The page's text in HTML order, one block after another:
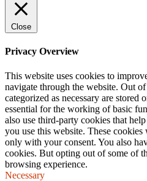
Close
Privacy Overview
This website uses cookies to
navigate through the website. Out
categorized as necessary are stored
essential for the working of basic
also use third-party cookies that
you use this website. These
only with your consent. You also
cookies. But opting out of some of
browsing experience.
Necessary